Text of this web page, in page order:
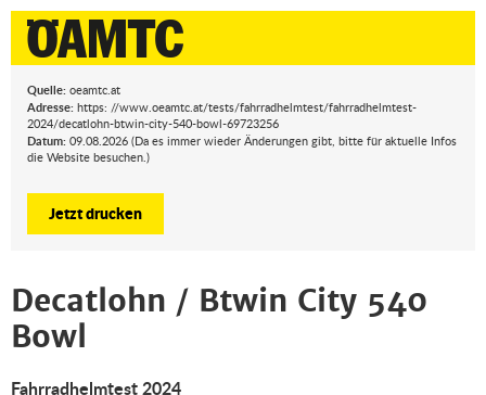
Quelle: oeamtc.at
Adresse: https: //www.oeamtc.at/tests/fahrradhelmtest/fahrradhelmtest-
2024/decatlohn-btwin-city-540-bowl-69723256
Datum: 09.08.2026 (Da es immer wieder Änderungen gibt, bitte für aktuelle Infos
die Website besuchen.)
Jetzt drucken
Decatlohn / Btwin City 540
Bowl
Fahrradhelmtest 2024